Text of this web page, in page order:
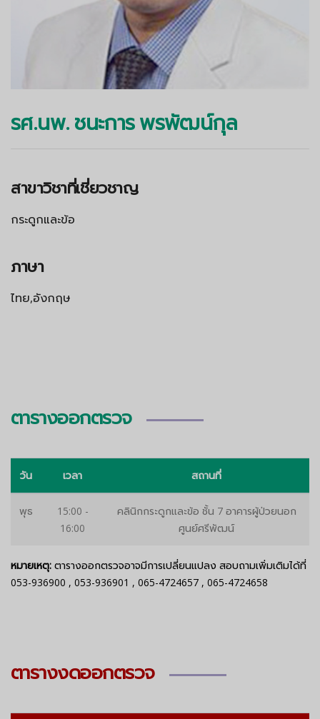
รศ.นพ. ชนะการ พรพัฒน์กุล
สาขาวิชาที่เชี่ยวชาญ
กระดูกและข้อ
ภาษา
ไทย,อังกฤษ
ตารางออกตรวจ
วัน เวลา สถานที่
พุธ
15:00 -
16:00
คลินิกกระดูกและข้อ ชั้น 7 อาคารผู้ป่วยนอก
ศูนย์ศรีพัฒน์
หมายเหตุ: ตารางออกตรวจอาจมีการเปลี่ยนแปลง สอบถามเพิ่มเติมได้ที่
053-936900 , 053-936901 , 065-4724657 , 065-4724658
ตารางงดออกตรวจ